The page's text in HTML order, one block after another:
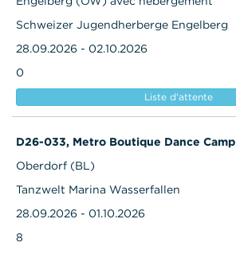
Schweizer Jugendherberge Engelberg
28.09.2026 - 02.10.2026
0
Liste d'attente
D26-033, Metro Boutique Dance Camp
Oberdorf (BL)
Tanzwelt Marina Wasserfallen
28.09.2026 - 01.10.2026
8